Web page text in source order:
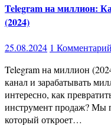
Telegram на миллион:
(2024)
25.08.2024 1 Комментарий
Telegram на миллион (2024) Как создать успешный Telegram-
канал и зарабатывать
интересно, как
инструмент продаж? Мы
который откроет…